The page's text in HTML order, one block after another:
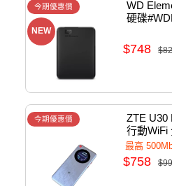
今期優惠價
NEW
WD
硬碟
$748
今期優惠價
ZTE U30
行動WiFi
#MU5358
最高
$758